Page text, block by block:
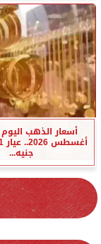
جنيه...